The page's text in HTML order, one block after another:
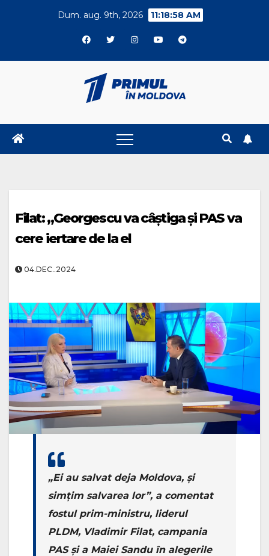
Dum. aug. 9th, 2026 11:18:59 AM
Filat: „Georgescu va câștiga și PAS va
cere iertare de la el
04.DEC..2024
„Ei au salvat deja Moldova, și
simțim salvarea lor”, a comentat
fostul prim-ministru, liderul
PLDM, Vladimir Filat, campania
PAS și a Maiei Sandu în alegerile